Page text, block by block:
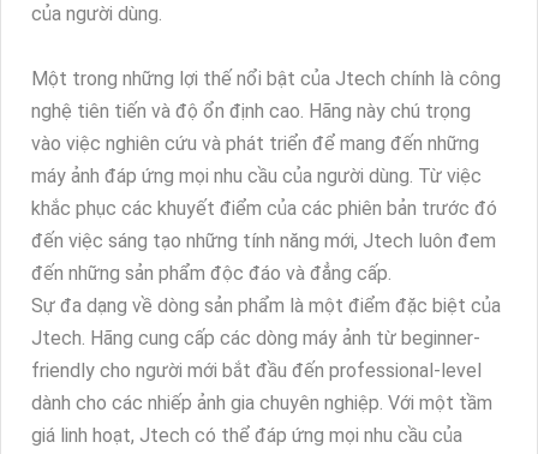
của người dùng.
Một trong những lợi thế nổi bật của Jtech chính là công
nghệ tiên tiến và độ ổn định cao. Hãng này chú trọng
vào việc nghiên cứu và phát triển để mang đến những
máy ảnh đáp ứng mọi nhu cầu của người dùng. Từ việc
khắc phục các khuyết điểm của các phiên bản trước đó
đến việc sáng tạo những tính năng mới, Jtech luôn đem
đến những sản phẩm độc đáo và đẳng cấp.
Sự đa dạng về dòng sản phẩm là một điểm đặc biệt của
Jtech. Hãng cung cấp các dòng máy ảnh từ beginner-
friendly cho người mới bắt đầu đến professional-level
dành cho các nhiếp ảnh gia chuyên nghiệp. Với một tầm
giá linh hoạt, Jtech có thể đáp ứng mọi nhu cầu của